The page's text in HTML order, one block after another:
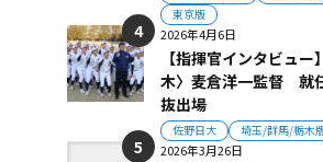
東京版
2026年4月6日
【指揮官インタビュ
木〉麦倉洋一監督 就
抜出場
佐野日大 埼玉/群馬/栃木
2026年3月26日